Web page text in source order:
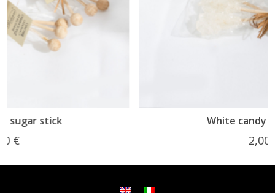
White candy sugar stick